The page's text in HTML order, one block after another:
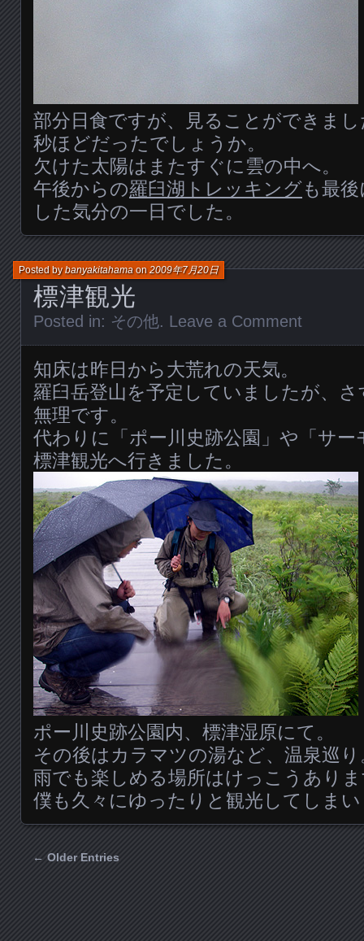
部分日食ですが、見ることができま
秒ほどだったでしょうか。
欠けた太陽はまたすぐに雲の中へ。
午後からの羅臼湖トレッキングも最
した気分の一日でした。
標津観光
Posted bybanyakitahamaon2009年7月20日
Posted in: その他. Leave a Comment
知床は昨日から大荒れの天気。
羅臼岳登山を予定していましたが、
無理です。
代わりに「ポー川史跡公園」や「サー
標津観光へ行きました。
ポー川史跡公園内、標津湿原にて。
その後はカラマツの湯など、温泉巡り
雨でも楽しめる場所はけっこうあり
僕も久々にゆったりと観光してしま
← Older Entries